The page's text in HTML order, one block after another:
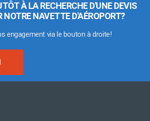
À LA RECHERCHE D'UNE DEVIS
NOTRE NAVETTE D'AÉROPORT?
engagement via le bouton à droite!